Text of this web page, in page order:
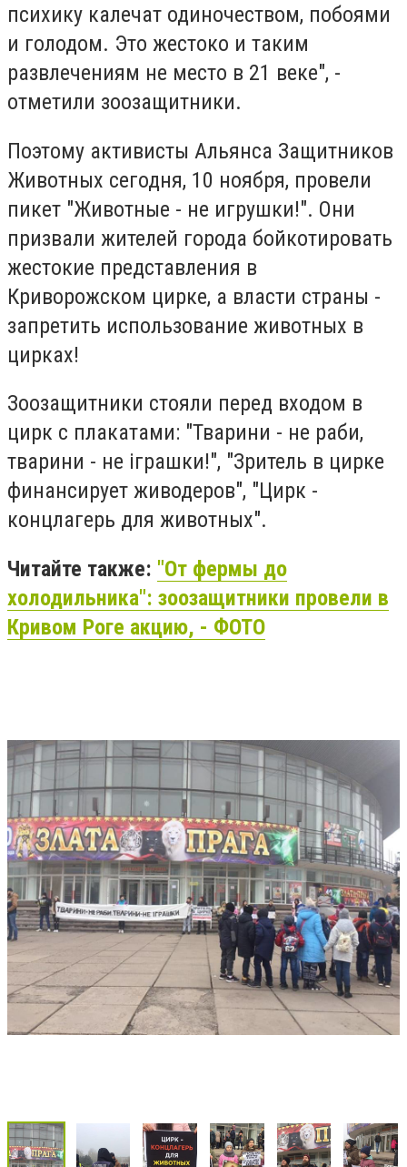
психику калечат одиночеством, побоями
и голодом. Это жестоко и таким
развлечениям не место в 21 веке", -
отметили зоозащитники.
Поэтому активисты Альянса Защитников
Животных сегодня, 10 ноября, провели
пикет "Животные - не игрушки!". Они
призвали жителей города бойкотировать
жестокие представления в
Криворожском цирке, а власти страны -
запретить использование животных в
цирках!
Зоозащитники стояли перед входом в
цирк с плакатами: "Тварини - не раби,
тварини - не іграшки!", "Зритель в цирке
финансирует живодеров", "Цирк -
концлагерь для животных".
Читайте также: "От фермы до
холодильника": зоозащитники провели в
Кривом Роге акцию, - ФОТО